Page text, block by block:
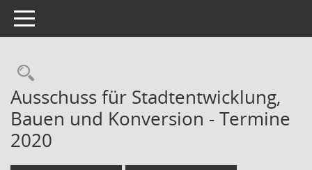
Toggle navigation
Rechercheauswahl
Ausschuss für Stadtentwicklung,
Bauen und Konversion - Termine
2020